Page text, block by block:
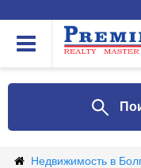
Недвижимость в